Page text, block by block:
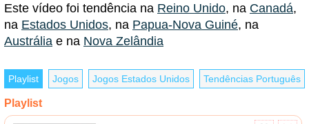
Este vídeo foi tendência na Reino Unido, na Canadá,
na Estados Unidos, na Papua-Nova Guiné, na
Austrália e na Nova Zelândia
Playlist Jogos Jogos Estados Unidos Tendências Português
Playlist